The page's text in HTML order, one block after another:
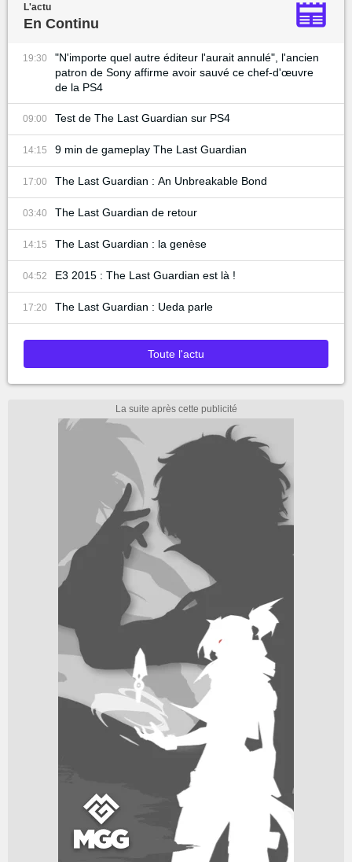
L'actu
En Continu
19:30
"N'importe quel autre éditeur l'aurait annulé", l'ancien
patron de Sony affirme avoir sauvé ce chef-d'œuvre
de la PS4
09:00 Test de The Last Guardian sur PS4
14:15 9 min de gameplay The Last Guardian
17:00 The Last Guardian : An Unbreakable Bond
03:40 The Last Guardian de retour
14:15 The Last Guardian : la genèse
04:52 E3 2015 : The Last Guardian est là !
17:20 The Last Guardian : Ueda parle
Toute l'actu